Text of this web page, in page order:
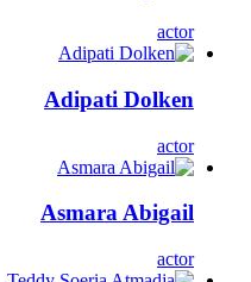
actor
Adipati Dolken
actor
Asmara Abigail
actor